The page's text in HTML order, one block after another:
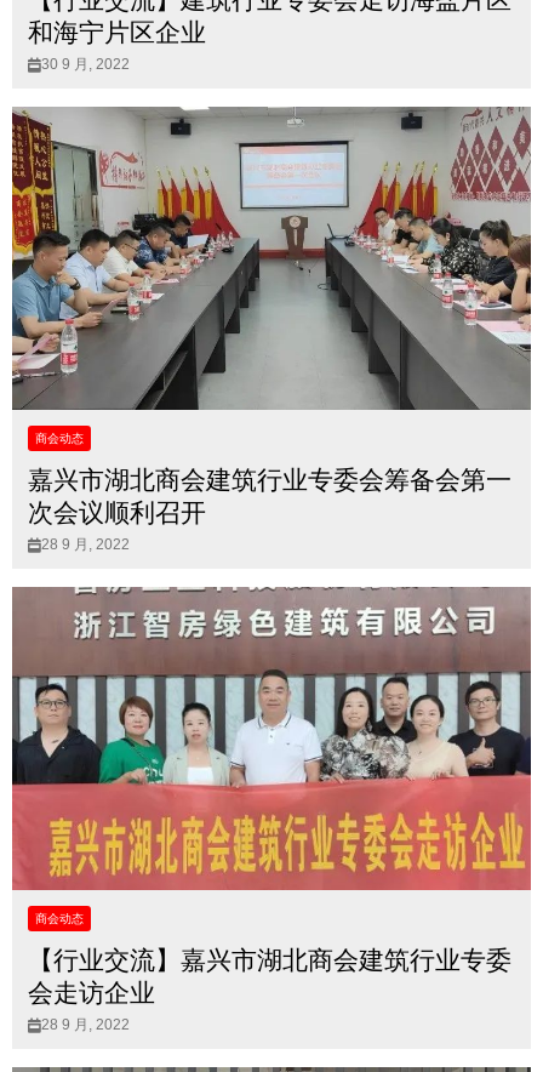
和海宁片区企业
30 9 月, 2022
商会动态
嘉兴市湖北商会建筑行业专委会筹备会第一
次会议顺利召开
28 9 月, 2022
商会动态
【行业交流】嘉兴市湖北商会建筑行业专委
会走访企业
28 9 月, 2022